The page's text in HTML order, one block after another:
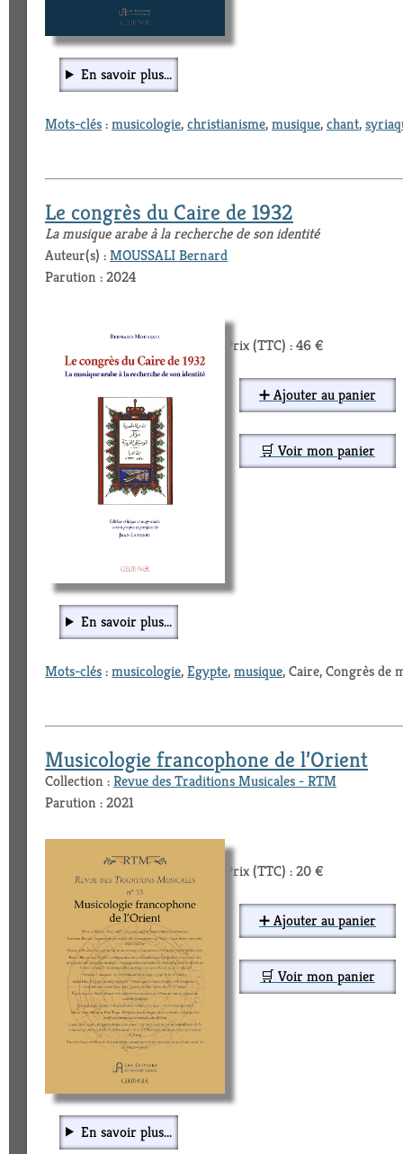
En savoir plus...
Mots-clés:musicologie,christianisme,musique,chant,
Le congrès du Caire de 1932
La musique arabe à la recherche de son identité
Auteur(s) :MOUSSALI Bernard
Parution : 2024
Prix (TTC) : 46 €
➕ Ajouter au panier
🛒 Voir mon panier
En savoir plus...
Mots-clés:musicologie,Egypte,musique, Caire, Congrès de
Musicologie francophone de l’Orient
Collection :Revue des Traditions Musicales - RTM
Parution : 2021
Prix (TTC) : 20 €
➕ Ajouter au panier
🛒 Voir mon panier
En savoir plus...